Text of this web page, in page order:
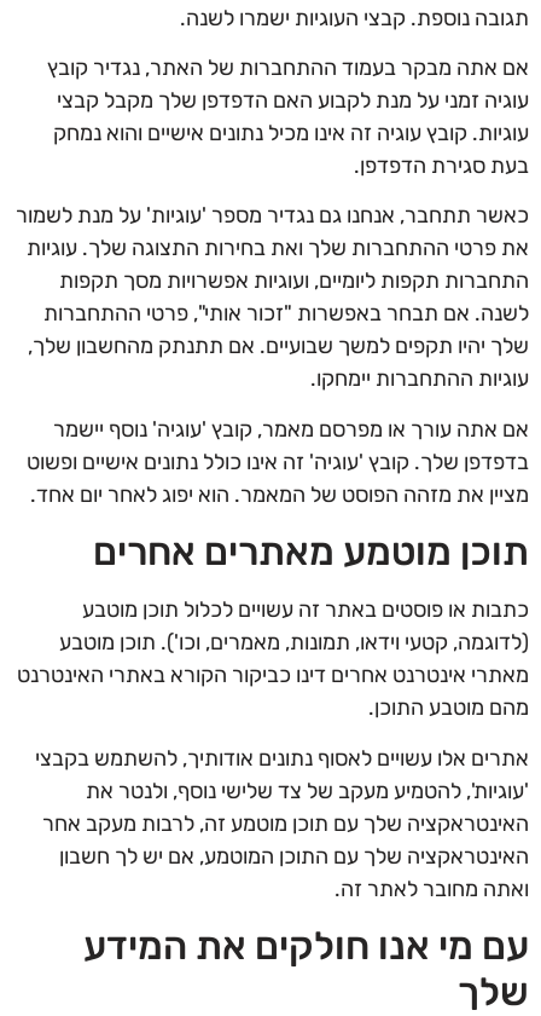
תגובה נוספת. קבצי העוגיות ישמרו לשנה.
אם אתה מבקר בעמוד ההתחברות של האתר, נגדיר קובץ
עוגיה זמני על מנת לקבוע האם הדפדפן שלך מקבל קבצי
עוגיות. קובץ עוגיה זה אינו מכיל נתונים אישיים והוא נמחק
בעת סגירת הדפדפן.
כאשר תתחבר, אנחנו גם נגדיר מספר 'עוגיות' על מנת לשמור
את פרטי ההתחברות שלך ואת בחירות התצוגה שלך. עוגיות
התחברות תקפות ליומיים, ועוגיות אפשרויות מסך תקפות
לשנה. אם תבחר באפשרות "זכור אותי", פרטי ההתחברות
שלך יהיו תקפים למשך שבועיים. אם תתנתק מהחשבון שלך,
עוגיות ההתחברות יימחקו.
אם אתה עורך או מפרסם מאמר, קובץ 'עוגיה' נוסף יישמר
בדפדפן שלך. קובץ 'עוגיה' זה אינו כולל נתונים אישיים ופשוט
מציין את מזהה הפוסט של המאמר. הוא יפוג לאחר יום אחד.
תוכן מוטמע מאתרים אחרים
כתבות או פוסטים באתר זה עשויים לכלול תוכן מוטבע
(לדוגמה, קטעי וידאו, תמונות, מאמרים, וכו'). תוכן מוטבע
מאתרי אינטרנט אחרים דינו כביקור הקורא באתרי האינטרנט
מהם מוטבע התוכן.
אתרים אלו עשויים לאסוף נתונים אודותיך, להשתמש בקבצי
'עוגיות', להטמיע מעקב של צד שלישי נוסף, ולנטר את
האינטראקציה שלך עם תוכן מוטמע זה, לרבות מעקב אחר
האינטראקציה שלך עם התוכן המוטמע, אם יש לך חשבון
ואתה מחובר לאתר זה.
עם מי אנו חולקים את המידע
שלך